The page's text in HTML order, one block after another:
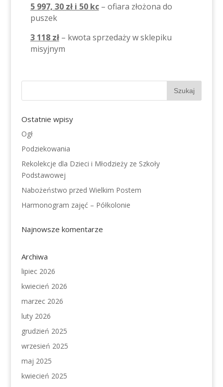
5 997, 30 zł i 50 kc– ofiara złożona do
puszek
3 118 zł– kwota sprzedaży w sklepiku
misyjnym
Ostatnie wpisy
Ogł
Podziekowania
Rekolekcje dla Dzieci i Młodzieży ze Szkoły
Podstawowej
Nabożeństwo przed Wielkim Postem
Harmonogram zajęć – Półkolonie
Najnowsze komentarze
Archiwa
lipiec 2026
kwiecień 2026
marzec 2026
luty 2026
grudzień 2025
wrzesień 2025
maj 2025
kwiecień 2025